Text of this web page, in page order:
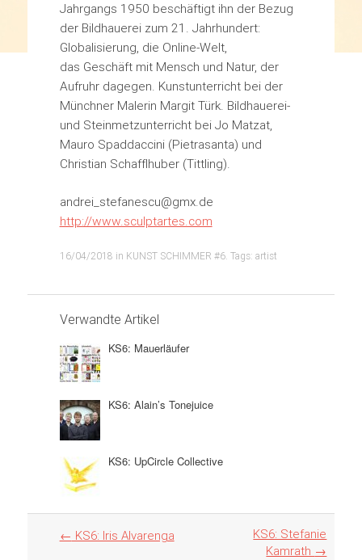
Jahrgangs 1950 beschäftigt ihn der Bezug
der Bildhauerei zum 21. Jahrhundert:
Globalisierung, die Online-Welt,
das Geschäft mit Mensch und Natur, der
Aufruhr dagegen. Kunstunterricht bei der
Münchner Malerin Margit Türk. Bildhauerei-
und Steinmetzunterricht bei Jo Matzat,
Mauro Spaddaccini (Pietrasanta) und
Christian Schafflhuber (Tittling).
andrei_stefanescu@gmx.de
http://www.sculptartes.com
16/04/2018 in KUNST SCHIMMER #6. Tags: artist
Verwandte Artikel
KS6: Mauerläufer
KS6: Alain’s Tonejuice
KS6: UpCircle Collective
Artikel
← KS6: Iris Alvarenga
KS6: Stefanie
Kamrath →